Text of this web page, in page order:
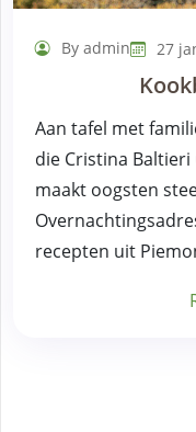
By admin 27
Aan tafel met
die Cristina
maakt oogsten
recepten uit